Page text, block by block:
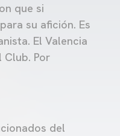
que si
su afición. Es
El Valencia
Club. Por
del